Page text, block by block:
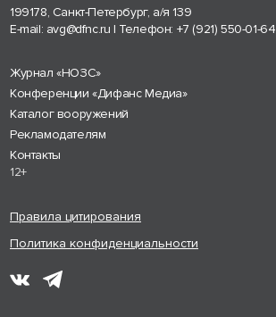
199178, Санкт-Петербург, а/я 139
E-mail: avg@dfnc.ru | Телефон: +7 (921) 550-01-64
Журнал «НОЗС»
Конференции «Дифанс Медиа»
Каталог вооружений
Рекламодателям
Контакты
12+
Правила цитирования
Политика конфиденциальности